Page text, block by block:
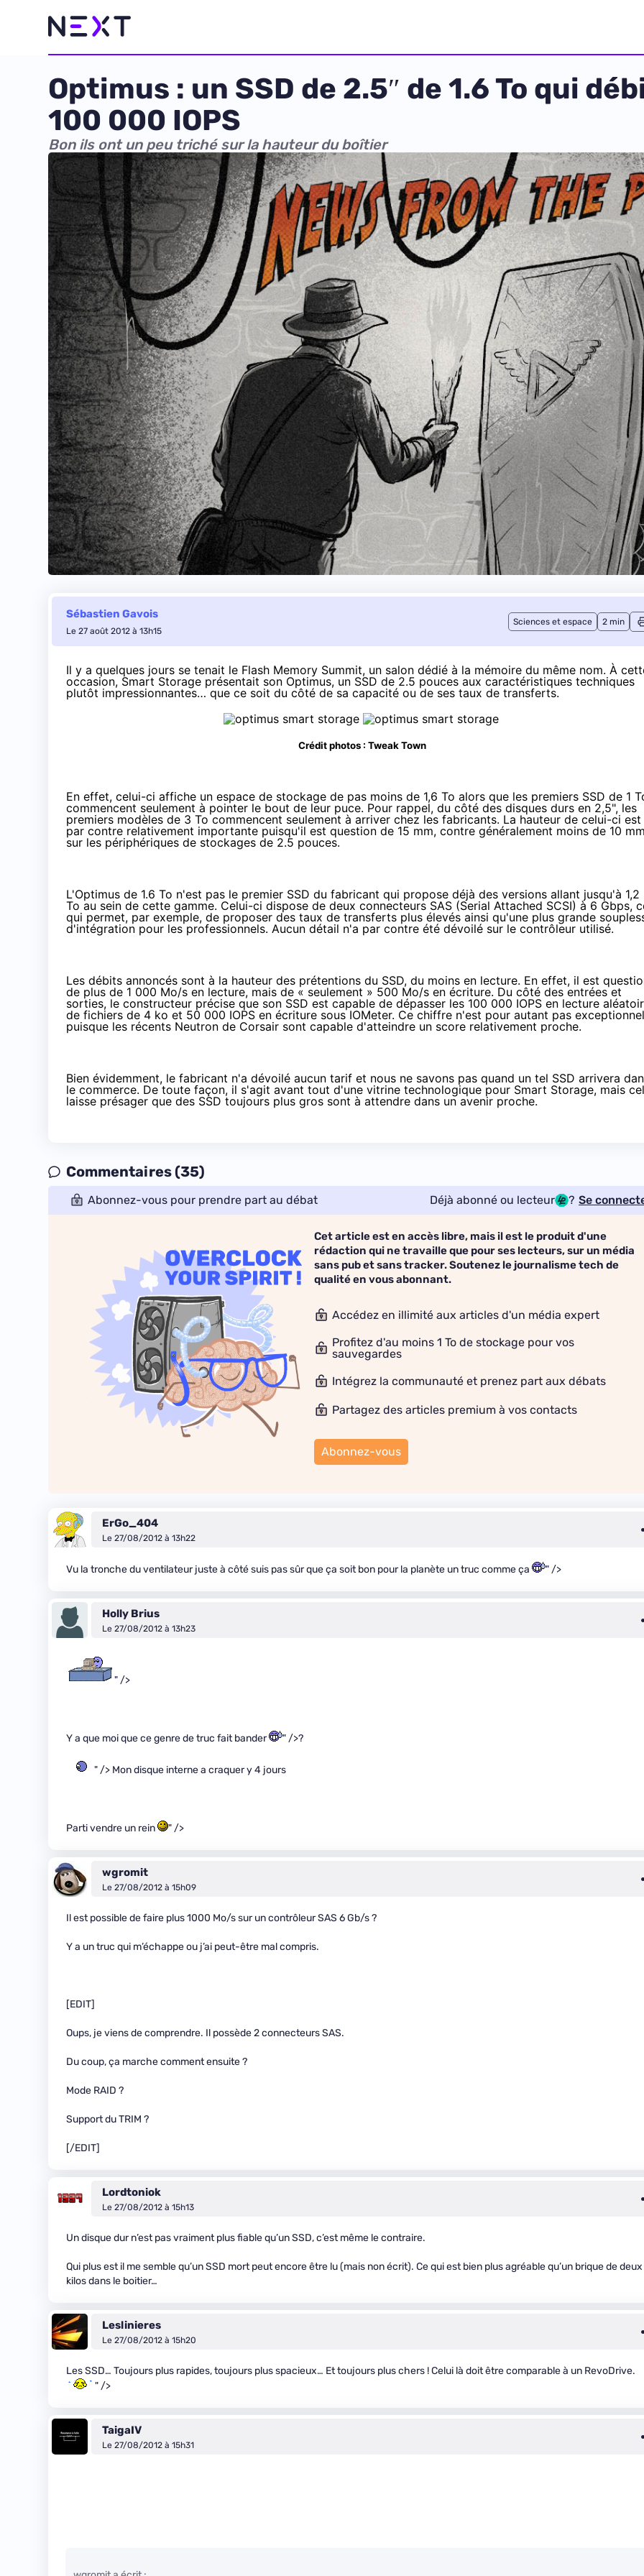
Optimus : un SSD de 2.5″ de 1.6 To qui
100 000 IOPS
Bon ils ont un peu triché sur la hauteur du boîtier
Sébastien Gavois
Le 27 août 2012 à 13h15
Sciences et espace 2 min
Il y a quelques jours se tenait le Flash Memory Summit, un salon dédié à la mémoire du même nom. À
occasion, Smart Storage présentait son Optimus, un SSD de 2.5 pouces aux caractéristiques techniques
plutôt impressionnantes… que ce soit du côté de sa capacité ou de ses taux de transferts.
Crédit photos : Tweak Town
En effet, celui-ci affiche un espace de stockage de pas moins de 1,6 To alors que les premiers SSD de 1
commencent seulement à pointer le bout de leur puce. Pour rappel, du côté des disques durs en 2,5", les
premiers modèles de 3 To commencent seulement à arriver chez les fabricants. La hauteur de celui-ci est
par contre relativement importante puisqu'il est question de 15 mm, contre généralement moins de 10 mm
sur les périphériques de stockages de 2.5 pouces.
L'Optimus de 1.6 To n'est pas le premier SSD du fabricant qui propose déjà des versions allant jusqu'à 1,2
To au sein de cette gamme. Celui-ci dispose de deux connecteurs SAS (Serial Attached SCSI) à 6 Gbps,
qui permet, par exemple, de proposer des taux de transferts plus élevés ainsi qu'une plus grande
d'intégration pour les professionnels. Aucun détail n'a par contre été dévoilé sur le contrôleur utilisé.
Les débits annoncés sont à la hauteur des prétentions du SSD, du moins en lecture. En effet, il est
de plus de 1 000 Mo/s en lecture, mais de « seulement » 500 Mo/s en écriture. Du côté des entrées et
sorties, le constructeur précise que son SSD est capable de dépasser les 100 000 IOPS en lecture
de fichiers de 4 ko et 50 000 IOPS en écriture sous IOMeter. Ce chiffre n'est pour autant pas exceptionnel
puisque les récents Neutron de Corsair sont capable d'atteindre un score relativement proche.
Bien évidemment, le fabricant n'a dévoilé aucun tarif et nous ne savons pas quand un tel SSD arrivera
le commerce. De toute façon, il s'agit avant tout d'une vitrine technologique pour Smart Storage, mais
laisse présager que des SSD toujours plus gros sont à attendre dans un avenir proche.
Commentaires (35)
Abonnez-vous pour prendre part au débat Déjà abonné ou lecteur ? Se
Cet article est en accès libre, mais il est le produit d'une
rédaction qui ne travaille que pour ses lecteurs, sur un média
sans pub et sans tracker. Soutenez le journalisme tech de
qualité en vous abonnant.
Accédez en illimité aux articles d'un média expert
Profitez d'au moins 1 To de stockage pour vos
sauvegardes
Intégrez la communauté et prenez part aux débats
Partagez des articles premium à vos contacts
Abonnez-vous
ErGo_404
Le 27/08/2012 à 13h22
Vu la tronche du ventilateur juste à côté suis pas sûr que ça soit bon pour la planète un truc comme ça " />
Holly Brius
Le 27/08/2012 à 13h23
" />
Y a que moi que ce genre de truc fait bander " />?
" /> Mon disque interne a craquer y 4 jours
Parti vendre un rein " />
wgromit
Le 27/08/2012 à 15h09
Il est possible de faire plus 1000 Mo/s sur un contrôleur SAS 6 Gb/s ?
Y a un truc qui m’échappe ou j’ai peut-être mal compris.
[EDIT]
Oups, je viens de comprendre. Il possède 2 connecteurs SAS.
Du coup, ça marche comment ensuite ?
Mode RAID ?
Support du TRIM ?
[/EDIT]
Lordtoniok
Le 27/08/2012 à 15h13
Un disque dur n’est pas vraiment plus fiable qu’un SSD, c’est même le contraire.
Qui plus est il me semble qu’un SSD mort peut encore être lu (mais non écrit). Ce qui est bien plus agréable qu’un brique de deux
kilos dans le boitier…
Leslinieres
Le 27/08/2012 à 15h20
Les SSD… Toujours plus rapides, toujours plus spacieux… Et toujours plus chers ! Celui là doit être comparable à un RevoDrive.
" />
TaigaIV
Le 27/08/2012 à 15h31